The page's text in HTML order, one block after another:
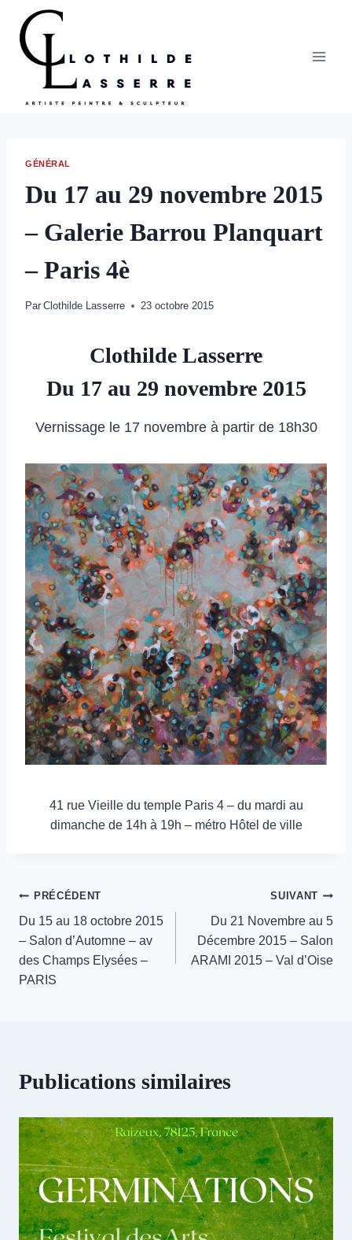
contenu
GÉNÉRAL
Du 17 au 29 novembre 2015
– Galerie Barrou Planquart
– Paris 4è
Par Clothilde Lasserre 23 octobre 2015
Clothilde Lasserre
Du 17 au 29 novembre 2015
Vernissage le 17 novembre à partir de 18h30
41 rue Vieille du temple Paris 4 – du mardi au
dimanche de 14h à 19h – métro Hôtel de ville
Navigation
de
l’article
PRÉCÉDENT
Du 15 au 18 octobre 2015
– Salon d’Automne – av
des Champs Elysées –
PARIS
SUIVANT
Du 21 Novembre au 5
Décembre 2015 – Salon
ARAMI 2015 – Val d’Oise
Publications similaires